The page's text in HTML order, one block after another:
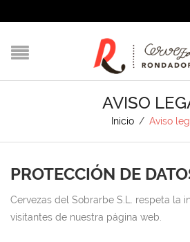
AVISO
Inicio / Aviso
PROTECCIÓN DE
Cervezas del Sobrarbe S.L. respeta la
visitantes de nuestra página web.